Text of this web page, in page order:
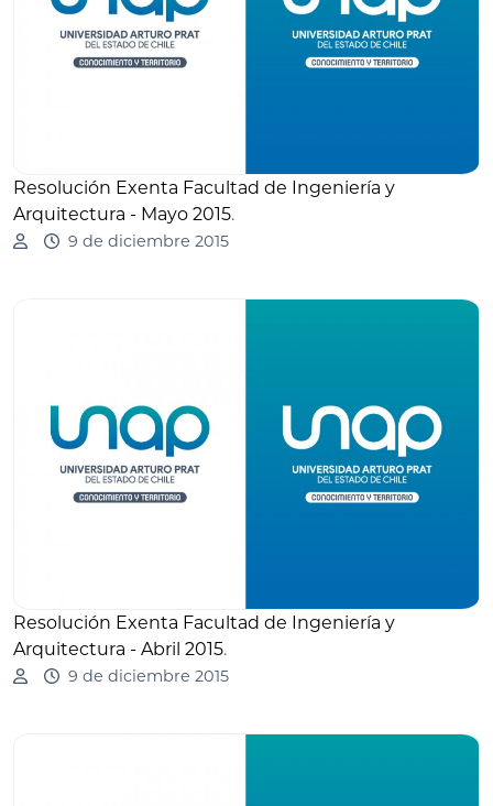
Resolución Exenta Facultad de Ingeniería y
Arquitectura - Mayo 2015.
9 de diciembre 2015
Resolución Exenta Facultad de Ingeniería y
Arquitectura - Abril 2015.
9 de diciembre 2015